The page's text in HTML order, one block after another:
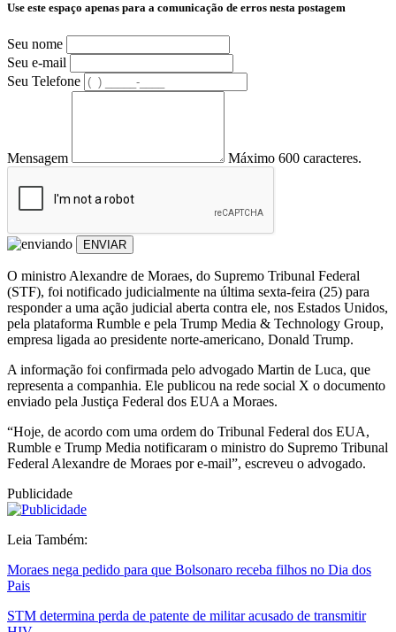
Use este espaço apenas para a comunicação de erros nesta postagem
Seu nome
Seu e-mail
Seu Telefone
Mensagem Máximo 600 caracteres.
ENVIAR
O ministro Alexandre de Moraes, do Supremo Tribunal Federal
(STF), foi notificado judicialmente na última sexta-feira (25) para
responder a uma ação judicial aberta contra ele, nos Estados Unidos,
pela plataforma Rumble e pela Trump Media & Technology Group,
empresa ligada ao presidente norte-americano, Donald Trump.
A informação foi confirmada pelo advogado Martin de Luca, que
representa a companhia. Ele publicou na rede social X o documento
enviado pela Justiça Federal dos EUA a Moraes.
“Hoje, de acordo com uma ordem do Tribunal Federal dos EUA,
Rumble e Trump Media notificaram o ministro do Supremo Tribunal
Federal Alexandre de Moraes por e-mail”, escreveu o advogado.
Publicidade
Leia Também:
Moraes nega pedido para que Bolsonaro receba filhos no Dia dos
Pais
STM determina perda de patente de militar acusado de transmitir